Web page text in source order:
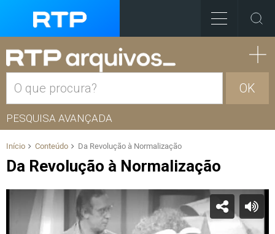
OK
PESQUISA AVANÇADA
Início Conteúdo Da Revolução à Normalização
Da Revolução à Normalização